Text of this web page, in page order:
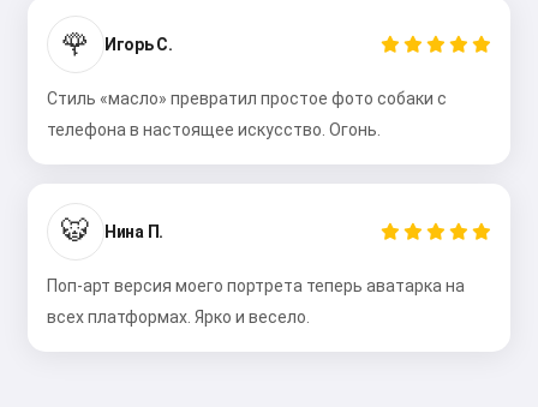
🌹 Игорь С.
Стиль «масло» превратил простое фото собаки с
телефона в настоящее искусство. Огонь.
🐯 Нина П.
Поп-арт версия моего портрета теперь аватарка на
всех платформах. Ярко и весело.